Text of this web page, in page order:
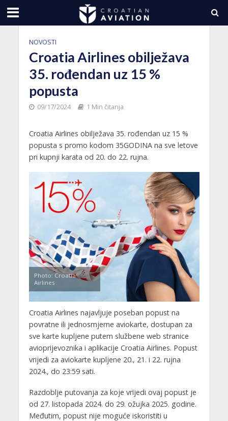
NOVOSTI
Croatia Airlines obilježava
35. rođendan uz 15 %
popusta
09/17/2024 1 Min čitanja
Croatia Airlines obilježava 35. rođendan uz 15 %
popusta s promo kodom 35GODINA na sve letove
pri kupnji karata od 20. do 22. rujna.
Photo: Croatia
Airlines
Croatia Airlines najavljuje poseban popust na
povratne ili jednosmjerne aviokarte, dostupan za
sve karte kupljene putem službene web stranice
avioprijevoznika i aplikacije Croatia Airlines. Popust
vrijedi za aviokarte kupljene 20., 21. i 22. rujna
2024., do 23:59 sati.
Razdoblje putovanja za koje vrijedi ovaj popust je
od 27. listopada 2024. do 29. ožujka 2025. godine.
Međutim, popust nije moguće iskoristiti u